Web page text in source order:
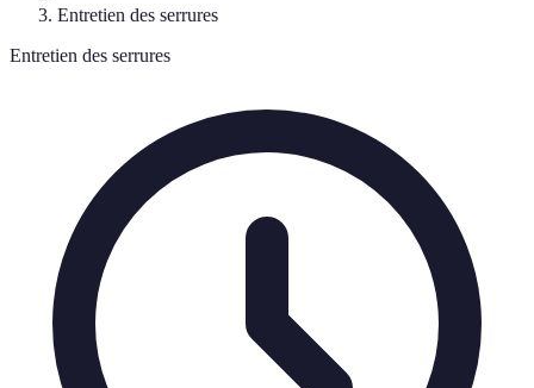
Entretien des serrures
Entretien des serrures